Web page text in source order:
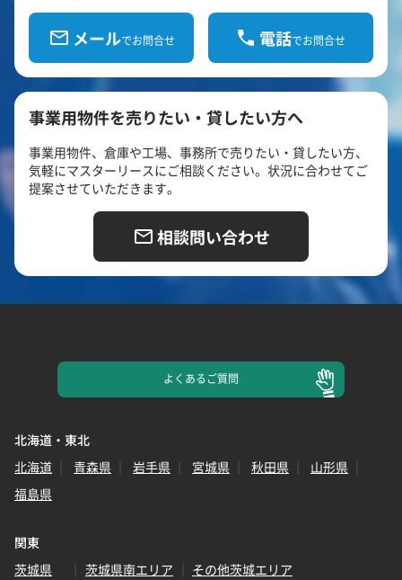
メールでお問合せ 電話でお問合せ
事業用物件を売りたい・貸したい方へ
事業用物件、倉庫や工場、事務所で売りたい・貸したい方、
気軽にマスターリースにご相談ください。状況に合わせてご
提案させていただきます。
相談問い合わせ
よくあるご質問
北海道・東北
北海道
青森県 岩手県 宮城県 秋田県
山形県
福島県
関東
茨城県
茨城県南エリア
その他茨城エリア